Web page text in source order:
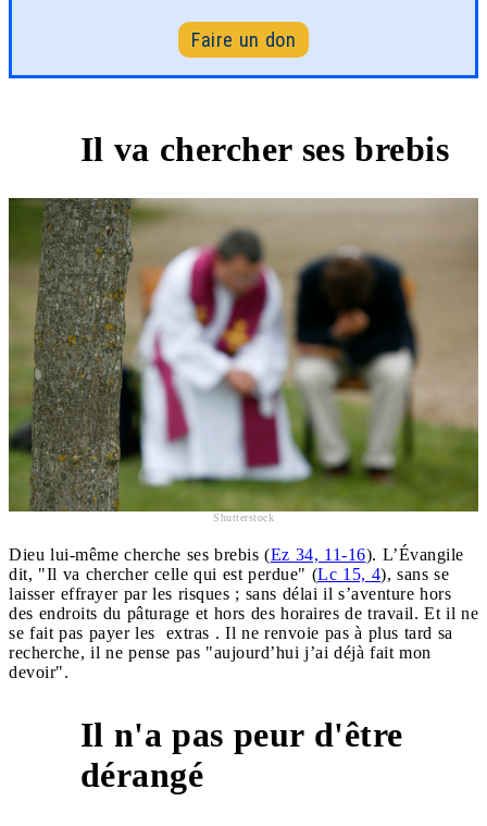
Faire un don
Il va chercher ses brebis
Shutterstock
Dieu lui-même cherche ses brebis (Ez 34, 11-16). L’Évangile
dit, "Il va chercher celle qui est perdue" (Lc 15, 4), sans se
laisser effrayer par les risques ; sans délai il s’aventure hors
des endroits du pâturage et hors des horaires de travail. Et il ne
se fait pas payer les extras . Il ne renvoie pas à plus tard sa
recherche, il ne pense pas "aujourd’hui j’ai déjà fait mon
devoir".
Il n'a pas peur d'être
dérangé